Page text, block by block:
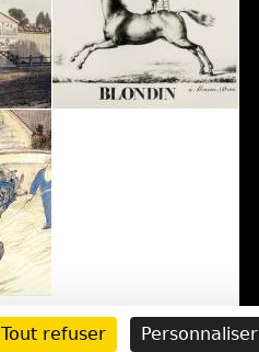
DRESSAGE INFOS CGU ©
Tout refuser Personnaliser